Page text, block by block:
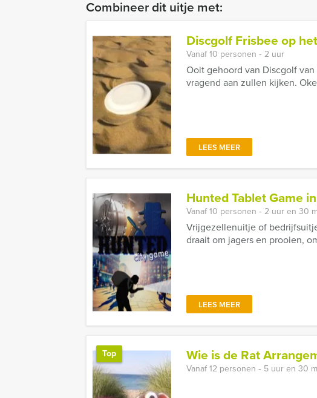
Combineer dit uitje met:
Discgolf Frisbee op
Vanaf 10 personen ‐ 2 uur
Ooit gehoord van Discgolf
vragend aan zullen kijken.
LEES MEER
Hunted Tablet Game
Vanaf 10 personen ‐ 2 uur en 30
Vrijgezellenuitje of
draait om jagers en prooien,
LEES MEER
Wie is de Rat
Top
Vanaf 12 personen ‐ 5 uur en 30